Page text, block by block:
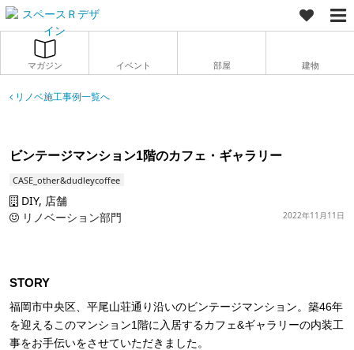
マガジン イベント 部屋 建物
リノベ施工事例一覧へ
ビンテージマンション1階のカフェ・ギャラリー
CASE_other&dudleycoffee
DIY, 店舗
リノベーション部門
2022年11月11日
STORY
福岡市中央区、平尾山荘通り沿いのビンテージマンション。築46年
を迎えるこのマンション1階に入居するカフェ&ギャラリーの内装工
事をお手伝いをさせていただきました。